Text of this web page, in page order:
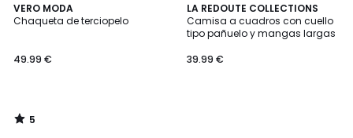
VERO MODA
Chaqueta de terciopelo
49.99 €
5
/
5
/
LA REDOUTE COLLECTIONS
Camisa a cuadros con cuello
tipo pañuelo y mangas largas
39.99 €